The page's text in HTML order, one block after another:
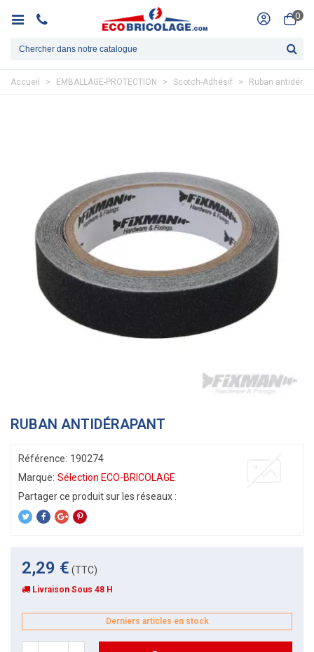
0
Accueil > EMBALLAGE-PROTECTION > Scotch-Adhésif > Ruban
RUBAN ANTIDÉRAPANT
Référence: 190274
Marque: Sélection ECO-BRICOLAGE
2,29 € (TTC)
Livraison Sous 48 H
Derniers articles en stock